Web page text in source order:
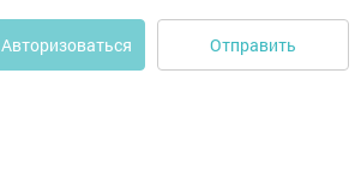
Авторизоваться Отправить